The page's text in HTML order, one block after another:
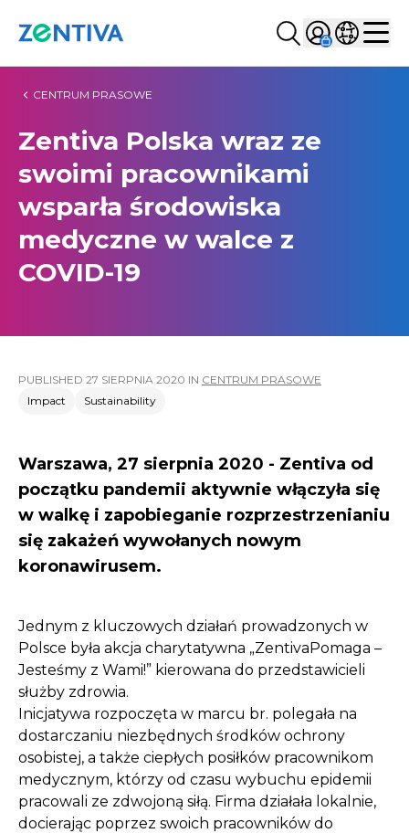
Szukaj...
Sign inWybierz
CENTRUM PRASOWE
Zentiva Polska wraz ze
swoimi pracownikami
wsparła środowiska
medyczne w walce z
COVID-19
PUBLISHED 27 SIERPNIA 2020 IN CENTRUM PRASOWE
Impact
Sustainability
Warszawa, 27 sierpnia 2020 - Zentiva od
początku pandemii aktywnie włączyła się
w walkę i zapobieganie rozprzestrzenianiu
się zakażeń wywołanych nowym
koronawirusem.
Jednym z kluczowych działań prowadzonych w
Polsce była akcja charytatywna „ZentivaPomaga –
Jesteśmy z Wami!” kierowana do przedstawicieli
służby zdrowia.
Inicjatywa rozpoczęta w marcu br. polegała na
dostarczaniu niezbędnych środków ochrony
osobistej, a także ciepłych posiłków pracownikom
medycznym, którzy od czasu wybuchu epidemii
pracowali ze zdwojoną siłą. Firma działała lokalnie,
docierając poprzez swoich pracowników do